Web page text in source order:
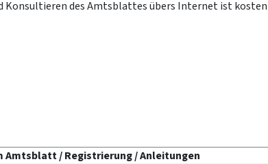
Konsultieren des Amtsblattes übers Internet ist
Amtsblatt / Registrierung / Anleitungen